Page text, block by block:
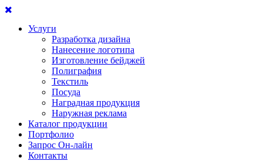
Услуги
Разработка дизайна
Нанесение логотипа
Изготовление бейджей
Полиграфия
Текстиль
Посуда
Наградная продукция
Наружная реклама
Каталог продукции
Портфолио
Запрос Он-лайн
Контакты